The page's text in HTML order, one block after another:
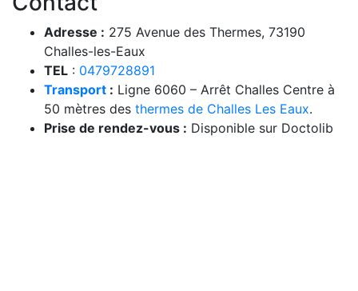
Adresse : 275 Avenue des Thermes, 73190
Challes-les-Eaux
TEL : 0479728891
Transport : Ligne 6060 – Arrêt Challes Centre à
50 mètres des thermes de Challes Les Eaux.
Prise de rendez-vous : Disponible sur Doctolib